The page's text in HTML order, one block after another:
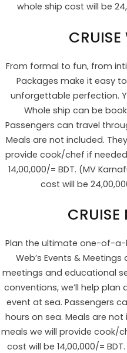
whole ship cost will be
From formal to fun, from
Packages make it easy
unforgettable perfection.
Whole ship can be
Passengers can travel
Meals are not included.
provide cook/chef if
14,00,000/= BDT. (MV
cost will be
CRUISE
Plan the ultimate one-of-a-
Web’s Events &
meetings and educational
conventions, we’ll help
event at sea. Passengers
hours on sea. Meals are
meals we will provide cook/
cost will be 14,00,000/=